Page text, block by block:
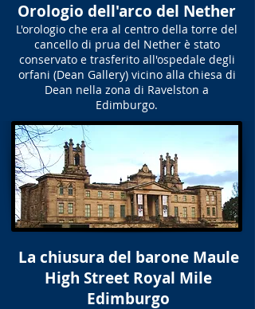
Orologio dell'arco del Nether
L'orologio che era al centro della torre del
cancello di prua del Nether è stato
conservato e trasferito all'ospedale degli
orfani (Dean Gallery) vicino alla chiesa di
Dean nella zona di Ravelston a
Edimburgo.
La chiusura del barone Maule
High Street Royal Mile
Edimburgo